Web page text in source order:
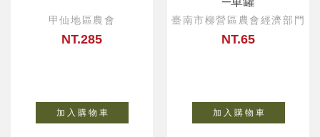
甲仙地區農會
NT.285
加 入 購 物 車
臺南市柳營區農會經濟部門
NT.65
加 入 購 物 車